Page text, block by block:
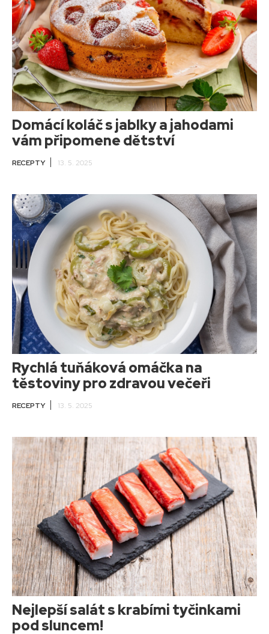
Domácí koláč s jablky a jahodami
vám připomene dětství
RECEPTY 13. 5. 2025
Rychlá tuňáková omáčka na
těstoviny pro zdravou večeři
RECEPTY 13. 5. 2025
Nejlepší salát s krabími tyčinkami
pod sluncem!